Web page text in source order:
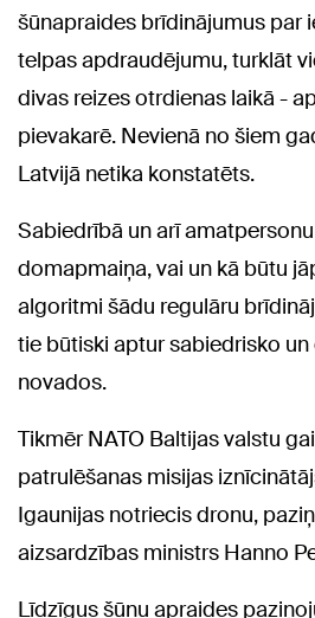
šūnapraides brīdinājumus par
telpas apdraudējumu, turklāt
divas reizes otrdienas laikā -
pievakarē. Nevienā no šiem
Latvijā netika konstatēts.
Sabiedrībā un arī
domapmaiņa, vai un kā būtu
algoritmi šādu regulāru
tie būtiski aptur sabiedrisko
novados.
Tikmēr NATO Baltijas valstu
patrulēšanas misijas
Igaunijas notriecis dronu,
aizsardzības ministrs Hanno
Līdzīgus šūnu apraides